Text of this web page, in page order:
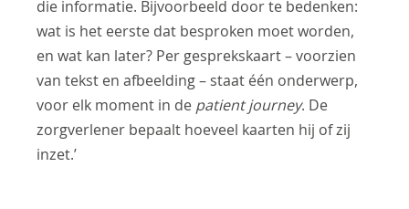
die informatie. Bijvoorbeeld door te bedenken:
wat is het eerste dat besproken moet worden,
en wat kan later? Per gesprekskaart – voorzien
van tekst en afbeelding – staat één onderwerp,
voor elk moment in de patient journey. De
zorgverlener bepaalt hoeveel kaarten hij of zij
inzet.’